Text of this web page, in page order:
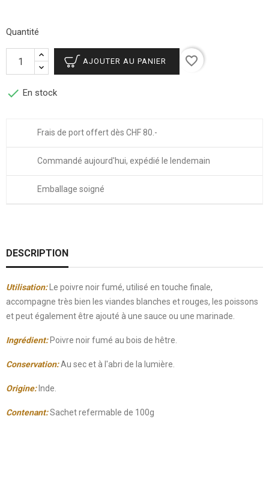
Quantité
AJOUTER AU PANIER favorite_border
 En stock
Frais de port offert dès CHF 80.-
Commandé aujourd'hui, expédié le lendemain
Emballage soigné
DESCRIPTION
Utilisation:
Le poivre noir fumé, utilisé en touche finale,
accompagne très bien les viandes blanches et rouges, les poissons
et peut également être ajouté à une sauce ou une marinade.
Ingrédient:Poivre noir fumé au bois de hêtre.
Conservation:Au sec et à l'abri de la lumière.
Origine: Inde.
Contenant:Sachet refermable de 100g